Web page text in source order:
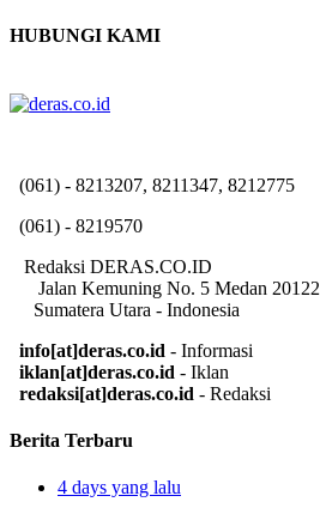
HUBUNGI KAMI
(061) - 8213207, 8211347, 8212775
(061) - 8219570
Redaksi DERAS.CO.ID
Jalan Kemuning No. 5 Medan 20122
Sumatera Utara - Indonesia
info[at]deras.co.id - Informasi
iklan[at]deras.co.id - Iklan
redaksi[at]deras.co.id - Redaksi
Berita Terbaru
4 days yang lalu